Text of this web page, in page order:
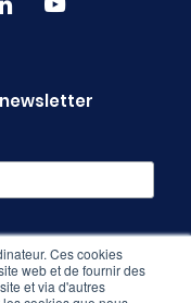
Ces cookies
web et de fournir des
et via d'autres
newsletter